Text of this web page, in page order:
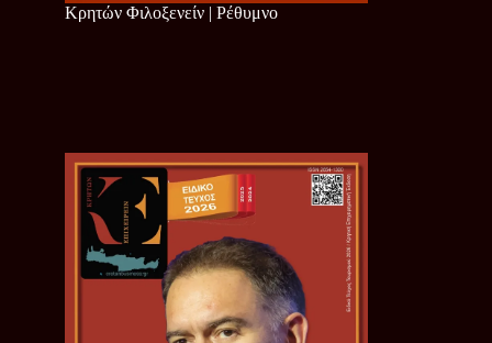
Κρητών Φιλοξενείν | Ρέθυμνο